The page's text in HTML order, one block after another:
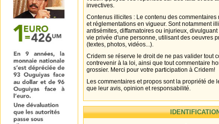
invectives.
Contenus illicites : Le contenu des
et réglementations en vigueur. Sont notamment
antisémites, diffamatoires ou injurieux,
vie privée d'une personne, utilisant des oeuvres
(textes, photos, vidéos...).
Cridem se réserve le droit de ne pas valider tout
contrevenir à la loi, ainsi que tout commentaire
grossier. Merci pour votre participation à Cridem!
Les commentaires et propos sont la propriété de
que leur avis, opinion et responsabilité.